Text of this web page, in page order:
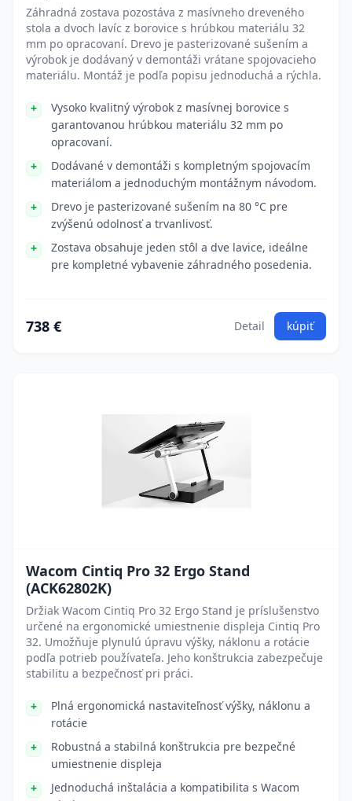
Záhradná zostava pozostáva z masívneho dreveného
stola a dvoch lavíc z borovice s hrúbkou materiálu 32
mm po opracovaní. Drevo je pasterizované sušením a
výrobok je dodávaný v demontáži vrátane spojovacieho
materiálu. Montáž je podľa popisu jednoduchá a rýchla.
Vysoko kvalitný výrobok z masívnej borovice s
garantovanou hrúbkou materiálu 32 mm po
opracovaní.
Dodávané v demontáži s kompletným spojovacím
materiálom a jednoduchým montážnym návodom.
Drevo je pasterizované sušením na 80 °C pre
zvýšenú odolnosť a trvanlivosť.
Zostava obsahuje jeden stôl a dve lavice, ideálne
pre kompletné vybavenie záhradného posedenia.
738 € Detail kúpiť
Wacom Cintiq Pro 32 Ergo Stand
(ACK62802K)
Držiak Wacom Cintiq Pro 32 Ergo Stand je príslušenstvo
určené na ergonomické umiestnenie displeja Cintiq Pro
32. Umožňuje plynulú úpravu výšky, náklonu a rotácie
podľa potrieb používateľa. Jeho konštrukcia zabezpečuje
stabilitu a bezpečnosť pri práci.
Plná ergonomická nastaviteľnosť výšky, náklonu a
rotácie
Robustná a stabilná konštrukcia pre bezpečné
umiestnenie displeja
Jednoduchá inštalácia a kompatibilita s Wacom